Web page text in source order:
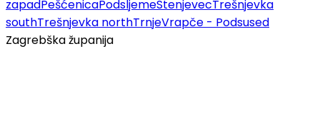
zapadPešćenicaPodsljemeStenjevecTrešnjevka
southTrešnjevka northTrnjeVrapče - Podsused
Zagrebška županija